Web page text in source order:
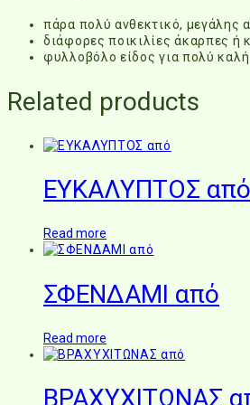
πάρα πολύ ανθεκτικό, μεγάλης
διάφορες ποικιλίες άκαρπες ή
φυλλοβόλο είδος για πολύ
Related products
ΕΥΚΑΛΥΠΤΟΣ από
Read more
ΣΦΕΝΔΑΜΙ από
Read more
ΒΡΑΧΥΧΙΤΩΝΑΣ